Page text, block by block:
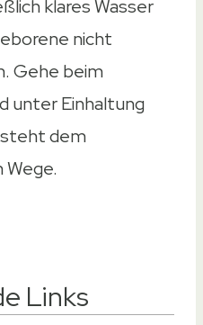
klares Wasser
nicht
Gehe beim
unter Einhaltung
dem
Wege.
Links